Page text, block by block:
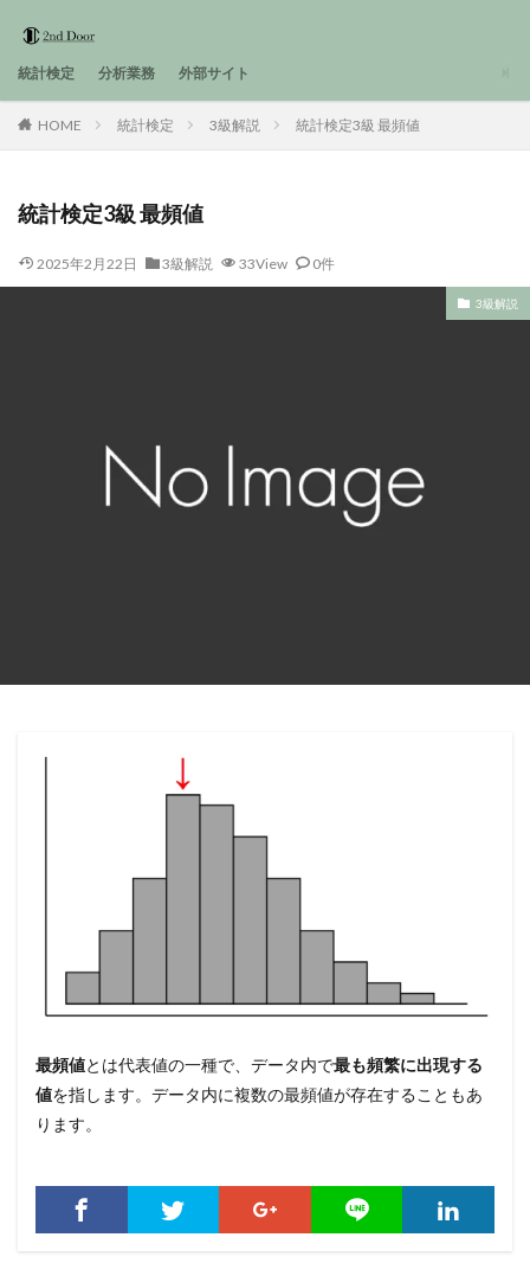
統計検定 分析業務 外部サイト
HOME 統計検定 3級解説 統計検定3級 最頻値
統計検定3級 最頻値
2025年2月22日 3級解説 33View 0件
3級解説
最頻値とは代表値の一種で、データ内で最も頻繁に出現する
値を指します。データ内に複数の最頻値が存在することもあ
ります。